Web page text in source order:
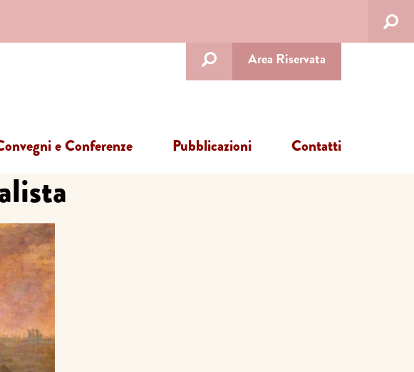
Area Riservata
e Conferenze Pubblicazioni Contatti